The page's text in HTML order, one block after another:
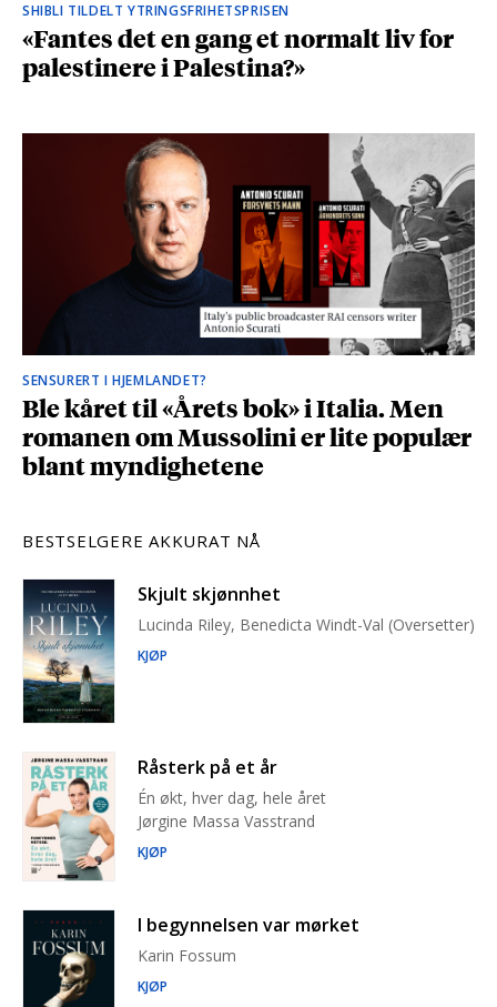
SHIBLI TILDELT YTRINGSFRIHETSPRISEN
«Fantes det en gang et normalt liv for
palestinere i Palestina?»
SENSURERT I HJEMLANDET?
Ble kåret til «Årets bok» i Italia. Men
romanen om Mussolini er lite populær
blant myndighetene
BESTSELGERE AKKURAT NÅ
Skjult skjønnhet
Lucinda Riley, Benedicta Windt-Val (Oversetter)
KJØP
Råsterk på et år
Én økt, hver dag, hele året
Jørgine Massa Vasstrand
KJØP
I begynnelsen var mørket
Karin Fossum
KJØP